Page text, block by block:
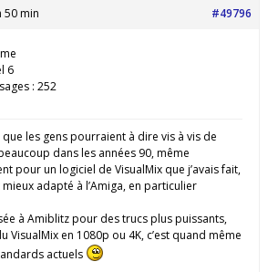
50 min #49796
6
: 252
les gens pourraient à dire vis à vis de
beaucoup dans les années 90, même
pour un logiciel de VisualMix que j’avais fait,
adapté à l’Amiga, en particulier
à Amiblitz pour des trucs plus puissants,
VisualMix en 1080p ou 4K, c’est quand même
actuels